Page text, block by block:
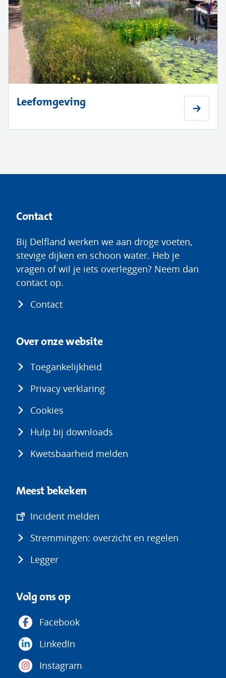
Leefomgeving
Contact
Bij Delfland werken we aan droge voeten,
stevige dijken en schoon water. Heb je
vragen of wil je iets overleggen? Neem dan
contact op.
Contact
Over onze website
Toegankelijkheid
Privacy verklaring
Cookies
Hulp bij downloads
Kwetsbaarheid melden
Meest bekeken
Incident melden
nieuw
Stremmingen: overzicht en regelen
Legger
Volg ons op
Facebook
LinkedIn
Instagram